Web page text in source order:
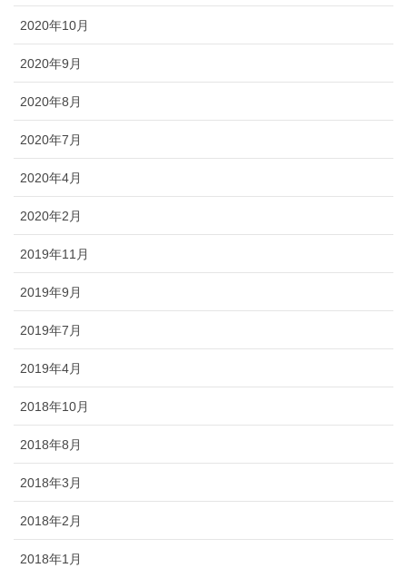
2020年10月
2020年9月
2020年8月
2020年7月
2020年4月
2020年2月
2019年11月
2019年9月
2019年7月
2019年4月
2018年10月
2018年8月
2018年3月
2018年2月
2018年1月